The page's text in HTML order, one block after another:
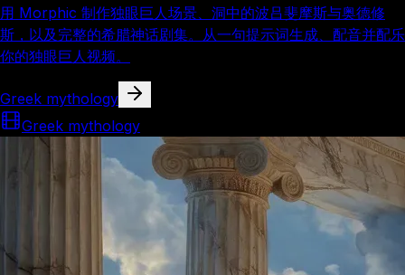
用 Morphic 制作独眼巨人场景、洞中的波吕斐摩斯与奥德修
斯，以及完整的希腊神话剧集。从一句提示词生成、配音并配乐
你的独眼巨人视频。
Greek mythology
Greek mythology